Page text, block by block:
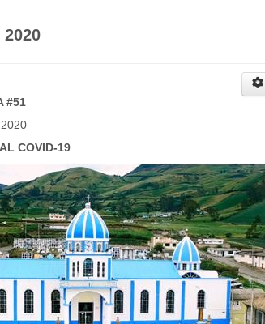
#51
COVID-19